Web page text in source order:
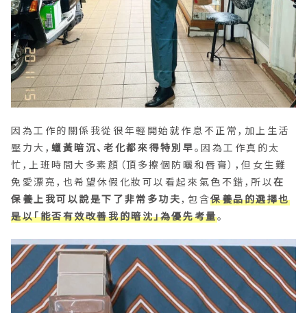
因為工作的關係我從很年輕開始就作息不正常，加上生活
壓力大，蠟黃暗沉、老化都來得特別早。因為工作真的太
忙，上班時間大多素顏（頂多擦個防曬和唇膏），但女生難
免愛漂亮，也希望休假化妝可以看起來氣色不錯，所以在
保養上我可以說是下了非常多功夫，包含保養品的選擇也
是以「能否有效改善我的暗沈」為優先考量。